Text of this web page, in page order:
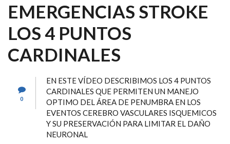
EMERGENCIAS STROKE
LOS 4 PUNTOS
CARDINALES
0
EN ESTE VÍDEO DESCRIBIMOS LOS 4 PUNTOS
CARDINALES QUE PERMITEN UN MANEJO
OPTIMO DEL ÁREA DE PENUMBRA EN LOS
EVENTOS CEREBRO VASCULARES ISQUEMICOS
Y SU PRESERVACIÓN PARA LIMITAR EL DAÑO
NEURONAL